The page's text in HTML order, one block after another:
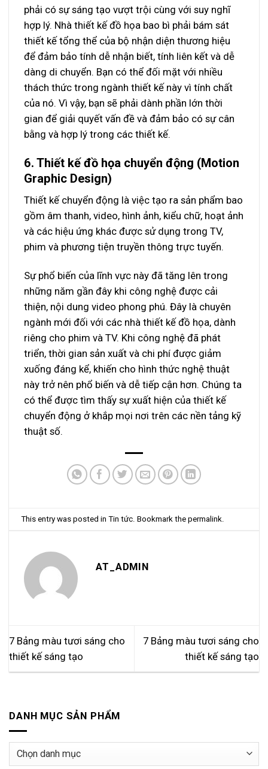
phải có sự sáng tạo vượt trội cùng với suy nghĩ
hợp lý. Nhà thiết kế đồ họa bao bì phải bám sát
thiết kế tổng thể của bộ nhận diện thương hiệu
để đảm bảo tính dễ nhận biết, tính liên kết và dễ
dàng di chuyển. Bạn có thể đối mặt với nhiều
thách thức trong ngành thiết kế này vì tính chất
của nó. Vì vậy, bạn sẽ phải dành phần lớn thời
gian để giải quyết vấn đề và đảm bảo có sự cân
bằng và hợp lý trong các thiết kế.
6. Thiết kế đồ họa chuyển động (Motion
Graphic Design)
Thiết kế chuyển động là việc tạo ra sản phẩm bao
gồm âm thanh, video, hình ảnh, kiểu chữ, hoạt ảnh
và các hiệu ứng khác được sử dụng trong TV,
phim và phương tiện truyền thông trực tuyến.
Sự phổ biến của lĩnh vực này đã tăng lên trong
những năm gần đây khi công nghệ được cải
thiện, nội dung video phong phú. Đây là chuyên
ngành mới đối với các nhà thiết kế đồ họa, dành
riêng cho phim và TV. Khi công nghệ đã phát
triển, thời gian sản xuất và chi phí được giảm
xuống đáng kể, khiến cho hình thức nghệ thuật
này trở nên phổ biến và dễ tiếp cận hơn. Chúng ta
có thể được tìm thấy sự xuất hiện của thiết kế
chuyển động ở khắp mọi nơi trên các nền tảng kỹ
thuật số.
This entry was posted inTin tức. Bookmark thepermalink.
AT_ADMIN
7 Bảng màu tươi sáng cho
thiết kế sáng tạo
7 Bảng màu tươi sáng cho
thiết kế sáng tạo
DANH MỤC SẢN PHẨM
Danh
mục